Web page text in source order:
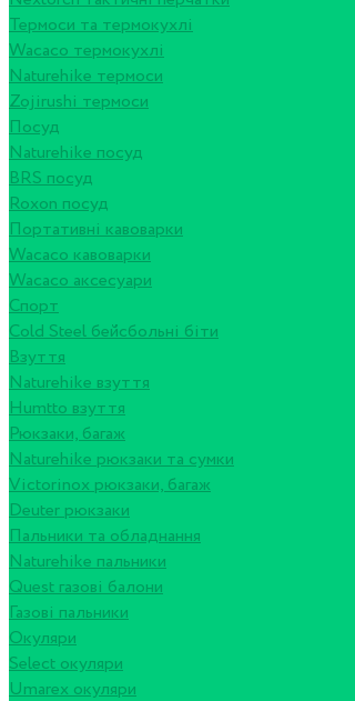
Термоси та термокухлі
Wacaco термокухлі
Naturehike термоси
Zojirushi термоси
Посуд
Naturehike посуд
BRS посуд
Roxon посуд
Портативні кавоварки
Wacaco кавоварки
Wacaco аксесуари
Спорт
Cold Steel бейсбольні біти
Взуття
Naturehike взуття
Humtto взуття
Рюкзаки, багаж
Naturehike рюкзаки та сумки
Victorinox рюкзаки, багаж
Deuter рюкзаки
Пальники та обладнання
Naturehike пальники
Quest газові балони
Газові пальники
Окуляри
Select окуляри
Umarex окуляри